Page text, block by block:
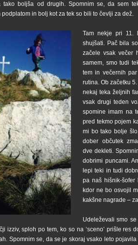
tako boljša od drugih. Spomnim se, da sem
in bolj kot za tek so bili to čevlji za dež.
Tam nekje pri 11.
shujšati. Pač bila
začele vsak večer
samem, smo tudi
tem in večernih
rutina. Ob začetku
nekaj teka željnih
vsak drugi teden
spomine imam na
pred tekmo pojem
mi bo tako bolje
dober občutek
dve dekleti.
dobrimi puncami.
lepi teki in tudi
pa naš hišnik-
kdor ne bo osvojil
kakšne nagrade –
Udeleževali smo
izziv, sploh po tem, ko so na ‘sceno’ prišle res
Spomnim se, da se je skoraj vsako leto